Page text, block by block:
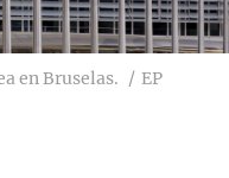
en Bruselas. EP